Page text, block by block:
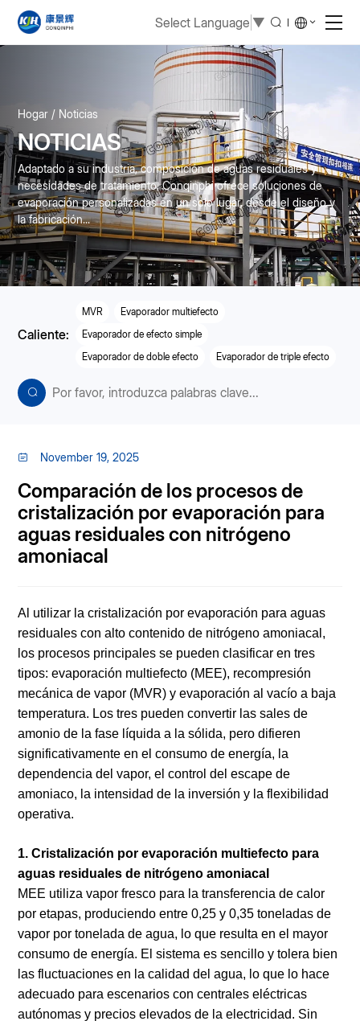
Select Language ▼
Hogar Noticias
NOTICIAS
Adaptado a su industria, composición de aguas residuales y
necesidades de tratamiento, Conqinphi ofrece soluciones de
evaporación personalizadas en un solo lugar, desde el diseño y
la fabricación...
Caliente:
MVR
Evaporador multiefecto
Evaporador de efecto simple
Evaporador de doble efecto
Evaporador de triple efecto
November 19, 2025
Comparación de los procesos de
cristalización por evaporación para
aguas residuales con nitrógeno
amoniacal
Al utilizar la cristalización por evaporación para aguas
residuales con alto contenido de nitrógeno amoniacal,
los procesos principales se pueden clasificar en tres
tipos: evaporación multiefecto (MEE), recompresión
mecánica de vapor (MVR) y evaporación al vacío a baja
temperatura. Los tres pueden convertir las sales de
amonio de la fase líquida a la sólida, pero difieren
significativamente en el consumo de energía, la
dependencia del vapor, el control del escape de
amoniaco, la intensidad de la inversión y la flexibilidad
operativa.
1. Cristalización por evaporación multiefecto para
aguas residuales de nitrógeno amoniacal
MEE utiliza vapor fresco para la transferencia de calor
por etapas, produciendo entre 0,25 y 0,35 toneladas de
vapor por tonelada de agua, lo que resulta en el mayor
consumo de energía. El sistema es sencillo y tolera bien
las fluctuaciones en la calidad del agua, lo que lo hace
adecuado para escenarios con centrales eléctricas
autónomas y precios elevados de la electricidad. Sin